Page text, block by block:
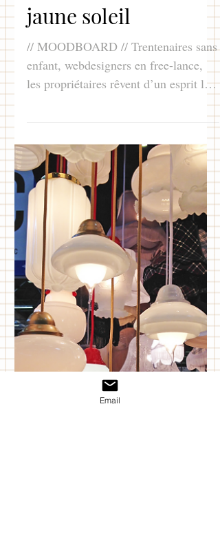
Claire Salais
15 nov. 2022
1 min de lecture
jaune soleil
// MOODBOARD // Trentenaires sans
enfant, webdesigners en free-lance,
les propriétaires rêvent d’un esprit loft
qui ne laisse pas...
Email